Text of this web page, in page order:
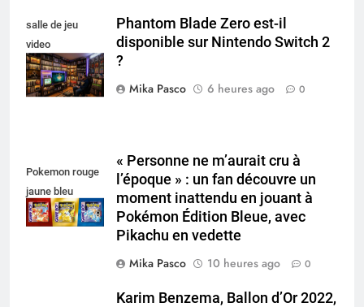
salle de jeu
video
collectionneur
Phantom Blade Zero est-il
disponible sur Nintendo Switch 2
?
Mika Pasco
6 heures ago 0
Pokemon rouge
jaune bleu
« Personne ne m’aurait cru à
l’époque » : un fan découvre un
moment inattendu en jouant à
Pokémon Édition Bleue, avec
Pikachu en vedette
Mika Pasco
10 heures ago 0
Karim Benzema, Ballon d’Or 2022,